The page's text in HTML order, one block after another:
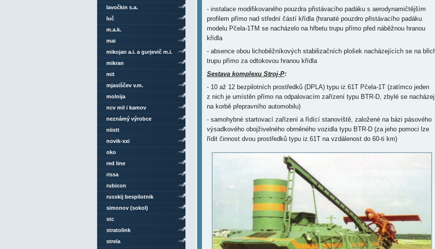
- instalace modifikovaného pouzdra přistávacího padáku s aerodynamičtějším
profilem přímo nad střední částí křídla (hranaté pouzdro přistávacího padáku
modelu Pčela-1TM se nacházelo na hřbetu trupu přímo před náběžnou hranou
křídla
- absence obou lichoběžníkových stabilizačních plošek nacházejících se na
trupu přímo za odtokovou hranou křídla
Sestava komplexu Stroj-P:
- 10 až 12 bezpilotních prostředků (DPLA) typu iz.61T Pčela-1T (zatímco jeden
z nich je umístěn přímo na odpalovacím zařízení typu BTR-D, zbylé se
na korbě přepravního automobilu)
- samohybné startovací zařízení a řídící stanoviště, založené na bázi pásového
výsadkového obojživelného obrněného vozidla typu BTR-D (za jeho pomoci lze
řídit činnost dvou prostředků typu iz.61T na vzdálenost do 60-ti km)
lavočkin s.a.
luč
m.a.k.
mai
mikojan a.i. a gurjevič m.i.
mikran
mit
mjasiščev v.m.
molnija
ncv mil i kamov
neznámý výrobce
niistt
novik-xxi
oko
red line
rissa
rubicon
russkij bespilotnik
simonov (sokol)
stc
stratolink
strela